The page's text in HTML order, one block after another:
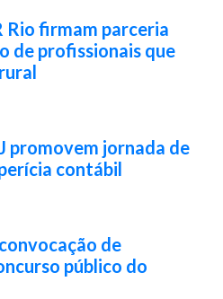
Rio firmam parceria
de profissionais que
promovem jornada de
contábil
de
público do